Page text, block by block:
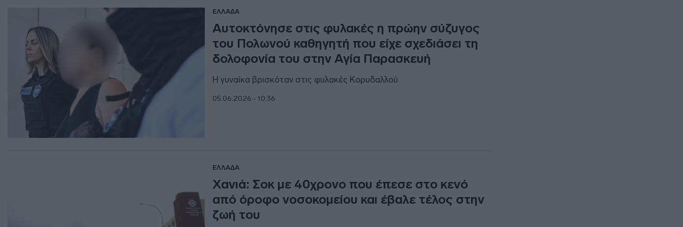
ΕΛΛΑΔΑ
Αυτοκτόνησε στις φυλακές η πρώην σύζυγος
του Πολωνού καθηγητή που είχε σχεδιάσει τη
δολοφονία του στην Αγία Παρασκευή
Η γυναίκα βρισκόταν στις φυλακές Κορυδαλλού
05.06.2026 - 10:36
ΕΛΛΑΔΑ
Χανιά: Σοκ με 40χρονο που έπεσε στο κενό
από όροφο νοσοκομείου και έβαλε τέλος στην
ζωή του